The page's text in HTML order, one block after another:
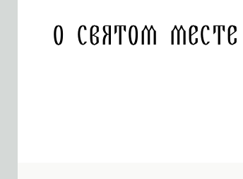
О святом месте